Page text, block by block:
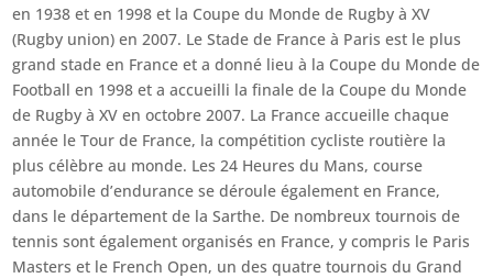
en 1938 et en 1998 et la Coupe du Monde de Rugby à XV
(Rugby union) en 2007. Le Stade de France à Paris est le plus
grand stade en France et a donné lieu à la Coupe du Monde de
Football en 1998 et a accueilli la finale de la Coupe du Monde
de Rugby à XV en octobre 2007. La France accueille chaque
année le Tour de France, la compétition cycliste routière la
plus célèbre au monde. Les 24 Heures du Mans, course
automobile d’endurance se déroule également en France,
dans le département de la Sarthe. De nombreux tournois de
tennis sont également organisés en France, y compris le Paris
Masters et le French Open, un des quatre tournois du Grand